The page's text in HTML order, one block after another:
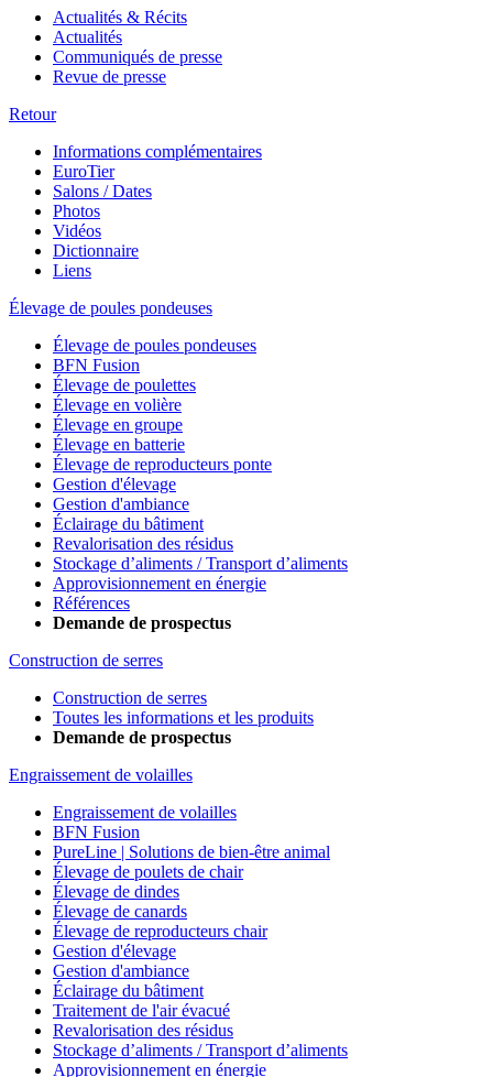
Actualités & Récits
Actualités
Communiqués de presse
Revue de presse
Retour
Informations complémentaires
EuroTier
Salons / Dates
Photos
Vidéos
Dictionnaire
Liens
Élevage de poules pondeuses
Élevage de poules pondeuses
BFN Fusion
Élevage de poulettes
Élevage en volière
Élevage en groupe
Élevage en batterie
Élevage de reproducteurs ponte
Gestion d'élevage
Gestion d'ambiance
Éclairage du bâtiment
Revalorisation des résidus
Stockage d’aliments / Transport d’aliments
Approvisionnement en énergie
Références
Demande de prospectus
Construction de serres
Construction de serres
Toutes les informations et les produits
Demande de prospectus
Engraissement de volailles
Engraissement de volailles
BFN Fusion
PureLine | Solutions de bien-être animal
Élevage de poulets de chair
Élevage de dindes
Élevage de canards
Élevage de reproducteurs chair
Gestion d'élevage
Gestion d'ambiance
Éclairage du bâtiment
Traitement de l'air évacué
Revalorisation des résidus
Stockage d’aliments / Transport d’aliments
Approvisionnement en énergie